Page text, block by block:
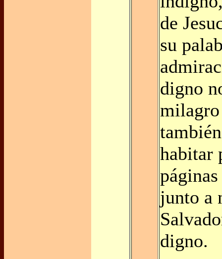
de
su
digno
milagro
habitar
junto a
digno.